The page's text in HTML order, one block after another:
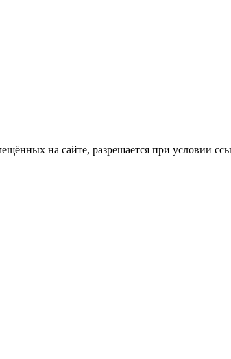
на сайте, разрешается при условии